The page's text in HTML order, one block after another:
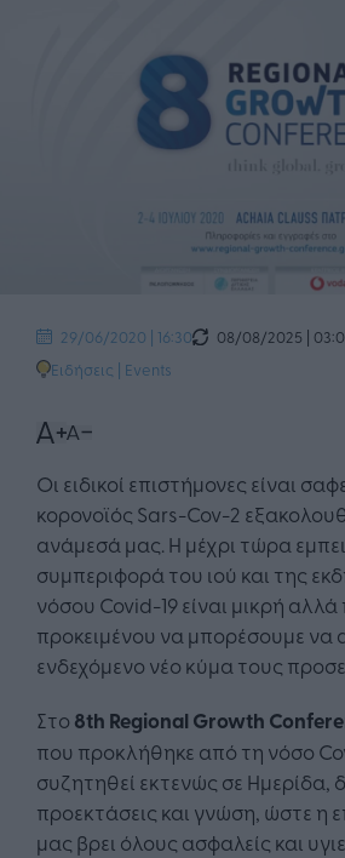
29/06/2020 | 16:30
08/08/2025 |
Ειδήσεις | Events
Οι ειδικοί επιστήμονες είναι
κορονοϊός Sars-Cov-2
ανάμεσά μας. Η μέχρι τώρα
συμπεριφορά του ιού και της
νόσου Covid-19 είναι μικρή
προκειμένου να μπορέσουμε να
ενδεχόμενο νέο κύμα τους
Στο 8th Regional Growth
που προκλήθηκε από τη νόσο
συζητηθεί εκτενώς σε Ημερίδα,
προεκτάσεις και γνώση, ώστε η
μας βρει όλους ασφαλείς και